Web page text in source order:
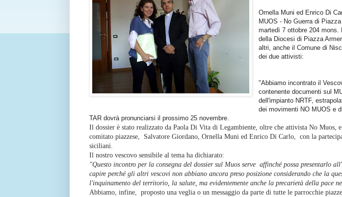
Ornella Muni ed Enrico Di
MUOS - No Guerra di
martedì 7 ottobre 204
della Diocesi di Piazza
altri, anche il Comune di
dei due attivisti:
"Abbiamo incontrato il
contenente documenti sul
dell'impianto NRTF,
dei movimenti NO MUOS e
TAR dovrà pronunciarsi il prossimo 25 novembre.
Il dossier è stato realizzato da Paola Di Vita di Legambiente, oltre che attivista No Muos,
comitato piazzese, Salvatore Giordano, Ornella Muni ed Enrico Di Carlo, con la
siciliani.
Il nostro vescovo sensibile al tema ha dichiarato:
"Questo incontro per la consegna del dossier sul Muos serve affinché possa presentarlo
capire perché gli altri vescovi non abbiano ancora preso posizione considerando che la
l'inquinamento del territorio, la salute, ma evidentemente anche la precarietà della pace
Abbiamo, infine, proposto una veglia o un messaggio da parte di tutte le parrocchie